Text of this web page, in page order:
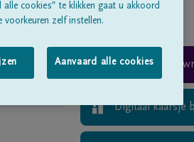
Digitaal kaarsje
cookies” te klikken gaat u akkoord
zelf instellen.
Aanvaard alle cookies